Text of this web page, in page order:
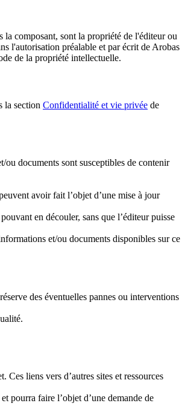
la composant, sont la propriété de l'éditeur ou
l'autorisation préalable et par écrit de Arobas
de la propriété intellectuelle.
la section Confidentialité et vie privée de
ou documents sont susceptibles de contenir
avoir fait l’objet d’une mise à jour
en découler, sans que l’éditeur puisse
et/ou documents disponibles sur ce
des éventuelles pannes ou interventions
Ces liens vers d’autres sites et ressources
pourra faire l’objet d’une demande de